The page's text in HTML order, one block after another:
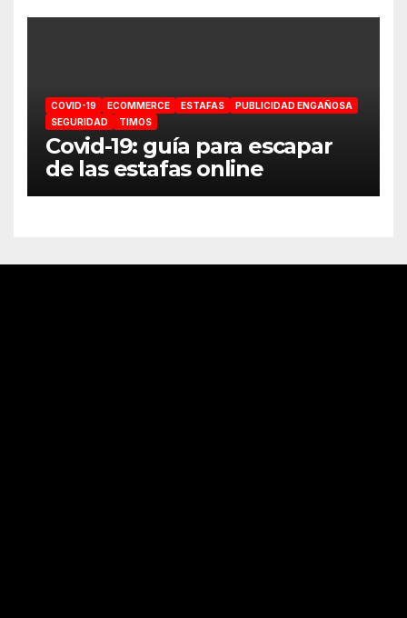
COVID-19 ECOMMERCE ESTAFAS
PUBLICIDAD ENGAÑOSA
SEGURIDAD
TIMOS
Covid-19: guía para escapar
de las estafas online